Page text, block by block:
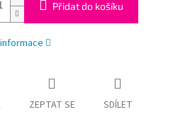
Přidat do košíku
ZEPTAT SE SDÍLET